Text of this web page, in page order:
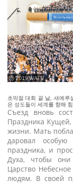
ⓒ 2019 WATV
초막절 대회 끝 날, 새예루
은 성도들이 세계를 향해
Съезд вновь
Праздника
жизни. Мать
даровал
праздника, и
Духа, чтобы
Царство
людям. В своей